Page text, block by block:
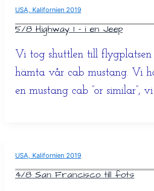
USA, Kalifornien 2019
5/8 Highway 1 – i en Jeep
Vi tog shuttlen till
hämta vår cab mustang. Vi
en mustang cab ”or similar”, vi
USA, Kalifornien 2019
4/8 San Francisco till fots